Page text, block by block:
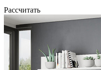
Рассчитать